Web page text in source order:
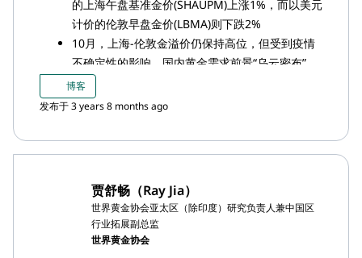
的上海午盘基准金价(SHAUPM)上涨1%，而以美元
计价的伦敦早盘金价(LBMA)则下跌2%
10月，上海-伦敦金溢价仍保持高位，但受到疫情
不确定性的影响，国内黄金需求前景“乌云密布”，
因此10月下旬上海-伦敦金溢价收窄
10月，季节性疲软与疫情相关因素影响了上海黄金
10月，中国黄金ETF流出6吨（约合3.31亿美元，
20亿元人民币）；截至10月底，中国黄金ETF总资
元人民币）
博客
发布于 3 years 8 months ago
贾舒畅（Ray Jia）
世界黄金协会亚太区（除印度）研究负责人兼中国区
行业拓展副总监
世界黄金协会